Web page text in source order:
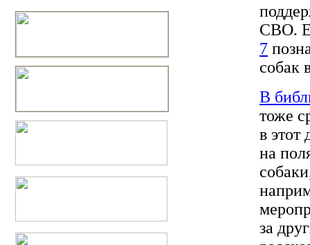
СВО.
7
собак
В
тоже
в этот
на
за